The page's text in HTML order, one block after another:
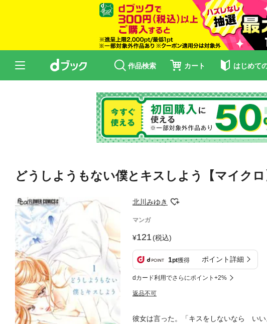
作品検索 カート はじめて
どうしようもない僕とキスしよう【マイクロ
北川みゆき
マンガ
121(税込)
1pt獲得 ポイント詳細
dカード利用でさらにポイント+2%
返品不可
彼女は言った。「キスをしないなら い